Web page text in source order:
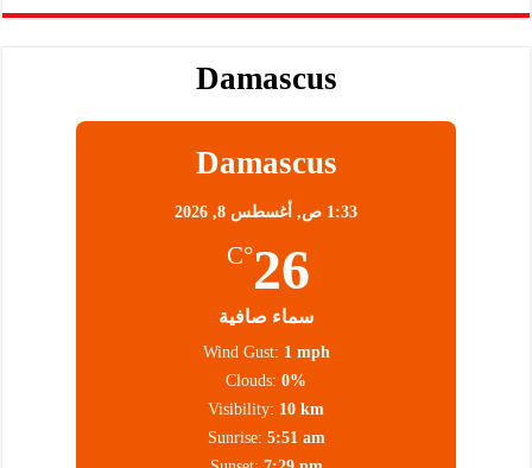
Damascus
Damascus
1:33 ص, أغسطس 8, 2026
26
°C
سماء صافية
Wind Gust: 1 mph
Clouds: 0%
Visibility: 10 km
Sunrise: 5:51 am